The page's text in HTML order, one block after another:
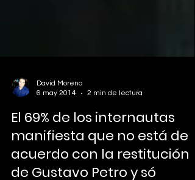
David Moreno
6 may 2014
2 min de lectura
El 69% de los internautas